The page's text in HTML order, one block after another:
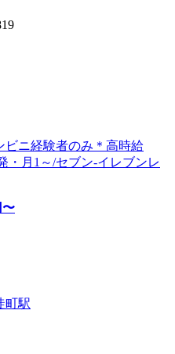
ビニ経験者のみ＊高時給
月1～/セブン-イレブンレ
〜
町駅